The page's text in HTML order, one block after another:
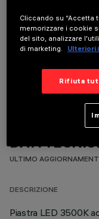
DATI
ULTIMO
DESCRIZIONE
Piastra LED 3500K
Cliccando su “Accetta
memorizzare i cookie
del sito, analizzare
di marketing.
Ulteriori
Rifiuta